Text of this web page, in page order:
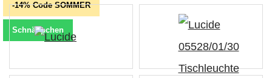
-14% Code SOMMER
Schnäppchen